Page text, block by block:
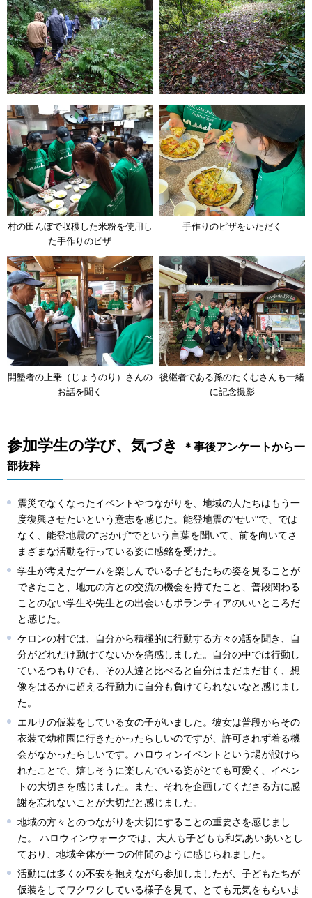
村の田んぼで収穫した米粉を使用し
た手作りのピザ
手作りのピザをいただく
開墾者の上乗（じょうのり）さんの
お話を聞く
後継者である孫のたくむさんも一緒
に記念撮影
参加学生の学び、気づき
＊事後アンケートから一
部抜粋
震災でなくなったイベントやつながりを、地域の人たちはもう一
度復興させたいという意志を感じた。能登地震の"せい"で、では
なく、能登地震の"おかげ"でという言葉を聞いて、前を向いてさ
まざまな活動を行っている姿に感銘を受けた。
学生が考えたゲームを楽しんでいる子どもたちの姿を見ることが
できたこと、地元の方との交流の機会を持てたこと、普段関わる
ことのない学生や先生との出会いもボランティアのいいところだ
と感じた。
ケロンの村では、自分から積極的に行動する方々の話を聞き、自
分がどれだけ動けてないかを痛感しました。自分の中では行動し
ているつもりでも、その人達と比べると自分はまだまだ甘く、想
像をはるかに超える行動力に自分も負けてられないなと感じまし
た。
エルサの仮装をしている女の子がいました。彼女は普段からその
衣装で幼稚園に行きたかったらしいのですが、許可されず着る機
会がなかったらしいです。ハロウィンイベントという場が設けら
れたことで、嬉しそうに楽しんでいる姿がとても可愛く、イベン
トの大切さを感じました。また、それを企画してくださる方に感
謝を忘れないことが大切だと感じました。
地域の方々とのつながりを大切にすることの重要さを感じまし
た。 ハロウィンウォークでは、大人も子どもも和気あいあいとし
ており、地域全体が一つの仲間のように感じられました。
活動には多くの不安を抱えながら参加しましたが、子どもたちが
仮装をしてワクワクしている様子を見て、とても元気をもらいま